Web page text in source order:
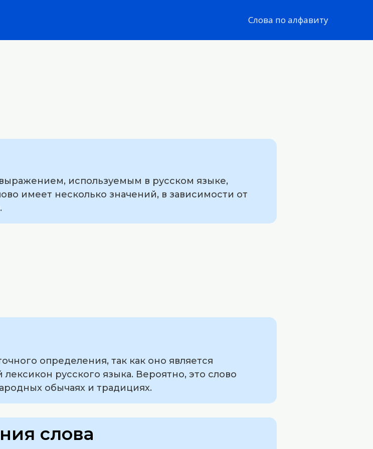
Слова по алфавиту
используемым в русском языке,
имеет несколько значений, в зависимости от
определения, так как оно является
русского языка. Вероятно, это слово
обычаях и традициях.
слова